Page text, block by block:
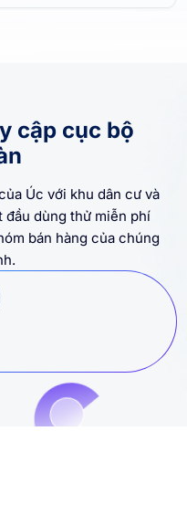
cập cục bộ
Úc với khu dân cư và
đầu dùng thử miễn phí
bán hàng của chúng